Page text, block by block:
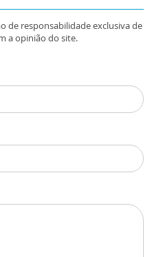
de responsabilidade exclusiva de
a opinião do site.